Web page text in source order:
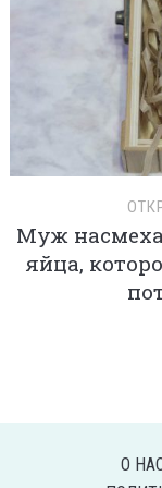
Муж
яйца,
О